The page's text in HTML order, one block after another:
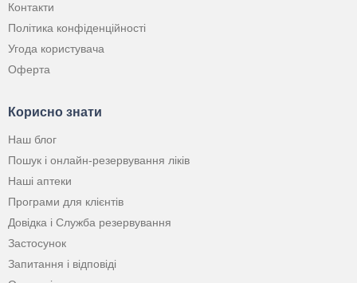
Контакти
Політика конфіденційності
Угода користувача
Оферта
Корисно знати
Наш блог
Пошук і онлайн-резервування ліків
Наші аптеки
Програми для клієнтів
Довідка і Служба резервування
Застосунок
Запитання і відповіді